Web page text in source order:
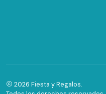
2026 Fiesta y Regalos.